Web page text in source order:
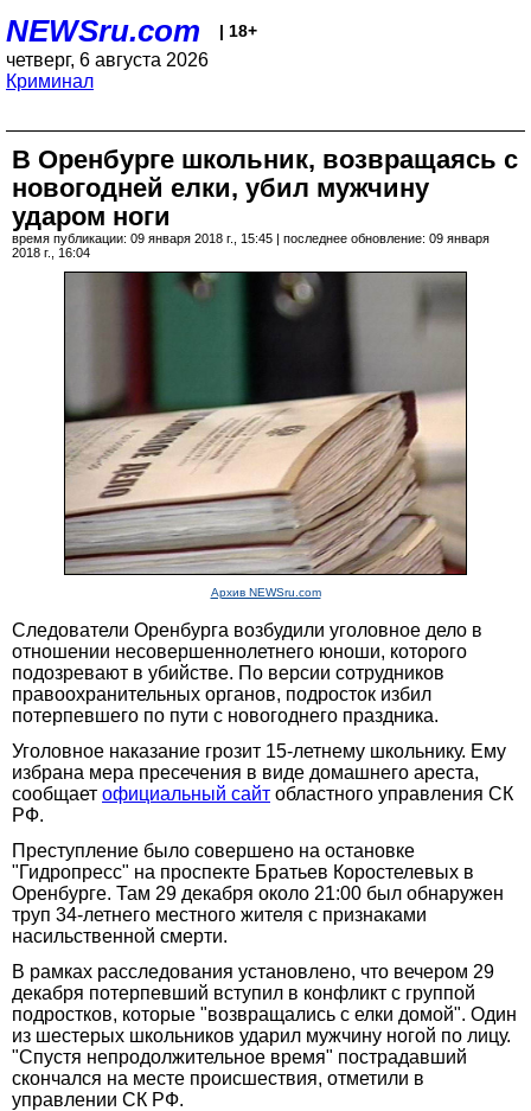
NEWSru.com | 18+
четверг, 6 августа 2026
Криминал
В Оренбурге школьник, возвращаясь с
новогодней елки, убил мужчину
ударом ноги
время публикации: 09 января 2018 г., 15:45 | последнее обновление: 09 января
2018 г., 16:04
Архив NEWSru.com
Следователи Оренбурга возбудили уголовное дело в
отношении несовершеннолетнего юноши, которого
подозревают в убийстве. По версии сотрудников
правоохранительных органов, подросток избил
потерпевшего по пути с новогоднего праздника.
Уголовное наказание грозит 15-летнему школьнику. Ему
избрана мера пресечения в виде домашнего ареста,
сообщает официальный сайт областного управления СК
РФ.
Преступление было совершено на остановке
"Гидропресс" на проспекте Братьев Коростелевых в
Оренбурге. Там 29 декабря около 21:00 был обнаружен
труп 34-летнего местного жителя с признаками
насильственной смерти.
В рамках расследования установлено, что вечером 29
декабря потерпевший вступил в конфликт с группой
подростков, которые "возвращались с елки домой". Один
из шестерых школьников ударил мужчину ногой по лицу.
"Спустя непродолжительное время" пострадавший
скончался на месте происшествия, отметили в
управлении СК РФ.